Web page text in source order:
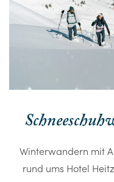
Winterwandern mit
rund ums Hotel